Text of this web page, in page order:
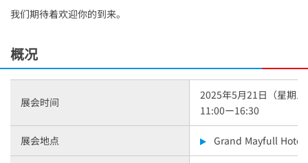
我们期待着欢迎你的到来。
概况
展会时间
2025年5月21日（星期
11:00ー16:30
展会地点 Grand Mayfull Hotel